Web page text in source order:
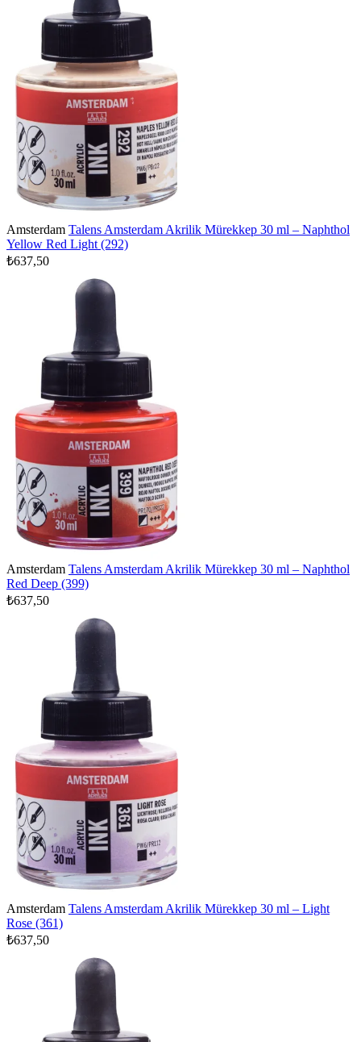
Amsterdam Talens Amsterdam Akrilik Mürekkep 30 ml – Naphthol
Yellow Red Light (292)
₺637,50
Amsterdam Talens Amsterdam Akrilik Mürekkep 30 ml – Naphthol
Red Deep (399)
₺637,50
Amsterdam Talens Amsterdam Akrilik Mürekkep 30 ml – Light
Rose (361)
₺637,50